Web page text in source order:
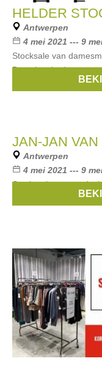
HELDER
Antwerpen
4 mei 2021 --- 9
Stocksale van
Betaalmethodes:
Helder
JAN-JAN
Antwerpen
4 mei 2021 --- 9
Stockverkoop van
Betaalmethodes: